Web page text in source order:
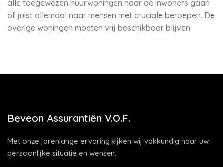
alle toegewezen huurwoningen naar de inwoners gaan
of juist allemaal naar mensen met cruciale beroepen. De
overige woningen moeten vrij beschikbaar blijven.
Beveon Assurantiën V.O.F.
Met onze jarenlange ervaring kijken wij vakkundig naar uw
persoonlijke situatie en wensen.